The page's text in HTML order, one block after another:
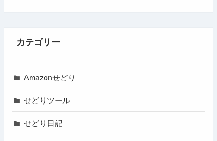
カテゴリー
Amazonせどり
せどりツール
せどり日記